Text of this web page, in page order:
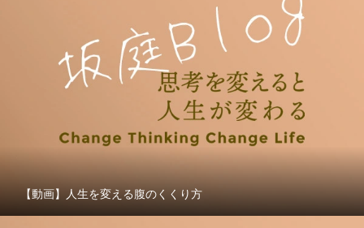
【動画】人生を変える腹のくくり方